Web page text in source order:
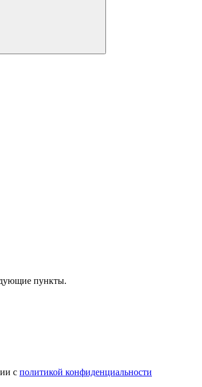
пункты.
с политикой конфиденциальности